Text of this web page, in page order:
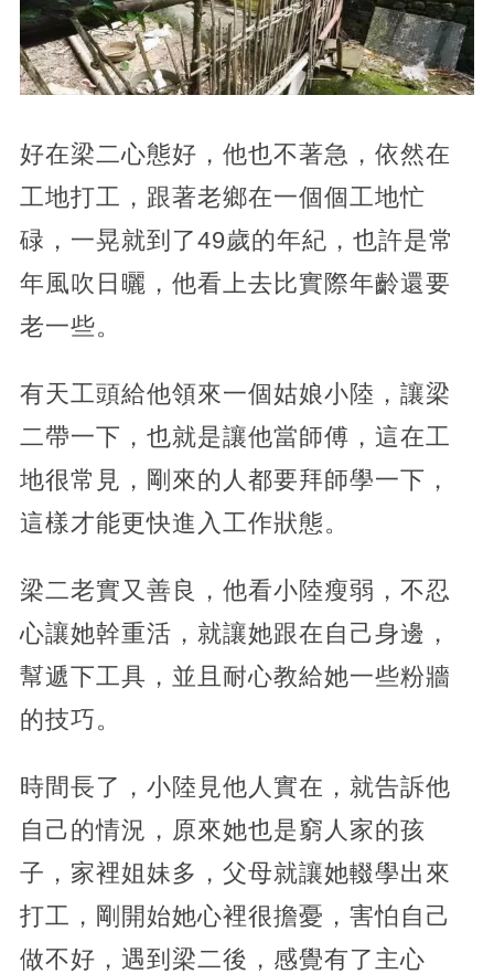
好在梁二心態好，他也不著急，依然在
工地打工，跟著老鄉在一個個工地忙
碌，一晃就到了49歲的年紀，也許是常
年風吹日曬，他看上去比實際年齡還要
老一些。
有天工頭給他領來一個姑娘小陸，讓梁
二帶一下，也就是讓他當師傅，這在工
地很常見，剛來的人都要拜師學一下，
這樣才能更快進入工作狀態。
梁二老實又善良，他看小陸瘦弱，不忍
心讓她幹重活，就讓她跟在自己身邊，
幫遞下工具，並且耐心教給她一些粉牆
的技巧。
時間長了，小陸見他人實在，就告訴他
自己的情況，原來她也是窮人家的孩
子，家裡姐妹多，父母就讓她輟學出來
打工，剛開始她心裡很擔憂，害怕自己
做不好，遇到梁二後，感覺有了主心